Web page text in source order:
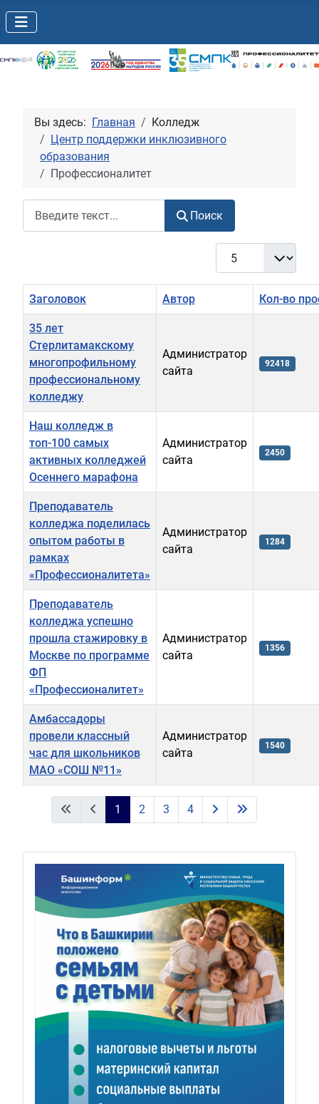
Вы здесь: Главная
Колледж
Центр поддержки инклюзивного
образования
Профессионалитет
Поиск
Кол-во строк:
Материалы
Заголовок Автор Кол-во
35 лет
Стерлитамакскому
многопрофильному
профессиональному
колледжу
Администратор
сайта
92418
Наш колледж в
топ-100 самых
активных колледжей
Осеннего марафона
Администратор
сайта
2450
Преподаватель
колледжа поделилась
опытом работы в
рамках
«Профессионалитета»
Администратор
сайта
1284
Преподаватель
колледжа успешно
прошла стажировку в
Москве по программе
ФП
«Профессионалитет»
Администратор
сайта
1356
Амбассадоры
провели классный
час для школьников
МАО «СОШ №11»
Администратор
сайта
1540
1 2 3 4